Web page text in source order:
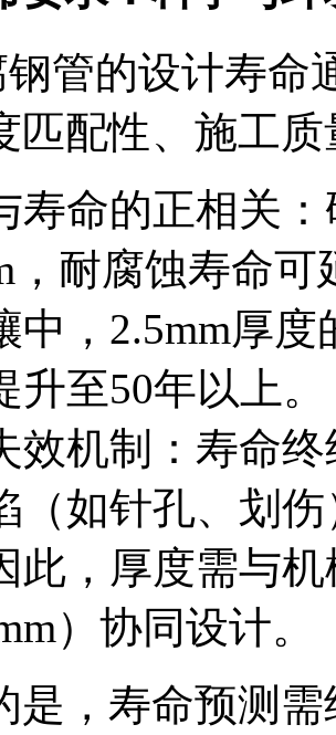
钢管的设计寿命
匹配性、施工
寿命的正相关
，耐腐蚀寿命
中，2.5mm厚
升至50年以上。
效机制：寿命
（如针孔、划
此，厚度需与
）协同设计。
是，寿命预测